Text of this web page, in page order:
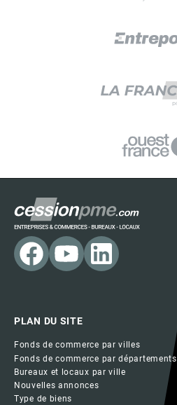
PLAN DU SITE
Fonds de commerce par villes
Fonds de commerce par départements
Bureaux et locaux par ville
Nouvelles annonces
Type de biens